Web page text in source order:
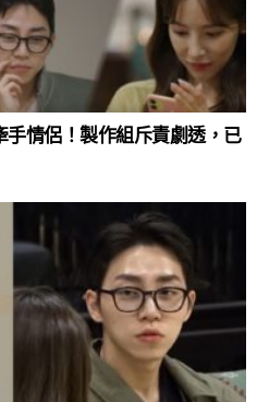
手情侶！製作組斥責劇透，已